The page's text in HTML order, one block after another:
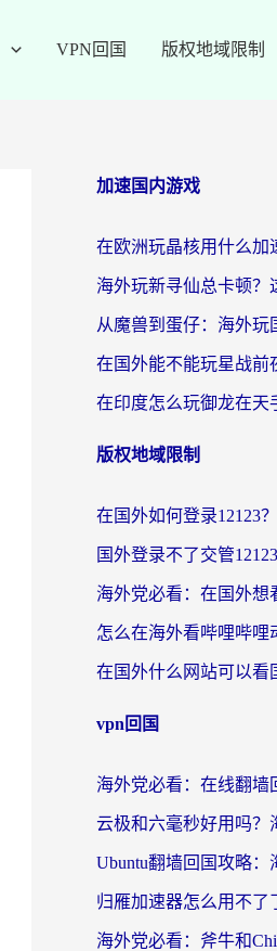
VPN回国 版权地域限制
加速国内游戏
版权地域限制
vpn回国